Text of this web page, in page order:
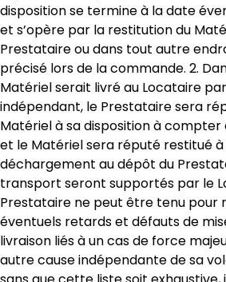
disposition se termine à la date
et s’opère par la restitution du
Prestataire ou dans tout autre
précisé lors de la commande. 2.
Matériel serait livré au Locataire
indépendant, le Prestataire sera
Matériel à sa disposition à
et le Matériel sera réputé restitué
déchargement au dépôt du
transport seront supportés par le
Prestataire ne peut être tenu pour
éventuels retards et défauts de
livraison liés à un cas de force
autre cause indépendante de sa